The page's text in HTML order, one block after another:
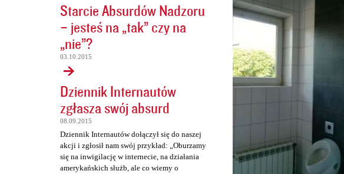
Starcie Absurdów Nadzoru
– jesteś na „tak” czy na
„nie”?
03.10.2015
Dziennik Internautów
zgłasza swój absurd
08.09.2015
Dziennik Internautów dołączył się do naszej
akcji i zgłosił nam swój przykład: „Oburzamy
się na inwigilację w internecie, na działania
amerykańskich służb, ale co wiemy o